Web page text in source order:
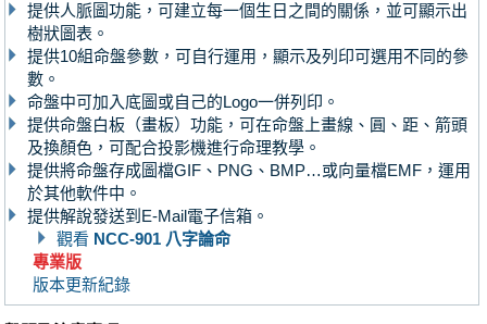
提供人脈圖功能，可建立每一個生日之間的關係，並可顯示出
樹狀圖表。
提供10組命盤參數，可自行運用，顯示及列印可選用不同的參
數。
命盤中可加入底圖或自己的Logo一併列印。
提供命盤白板（畫板）功能，可在命盤上畫線、圓、距、箭頭
及換顏色，可配合投影機進行命理教學。
提供將命盤存成圖檔GIF、PNG、BMP…或向量檔EMF，運用
於其他軟件中。
提供解說發送到E-Mail電子信箱。
觀看 NCC-901 八字論命
專業版
版本更新紀錄